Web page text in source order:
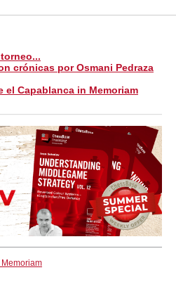
crónicas por Osmani Pedraza
el Capablanca in Memoriam